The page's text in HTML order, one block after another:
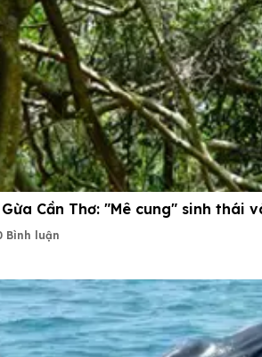
Cần Thơ: "Mê cung" sinh thái
Bình luận